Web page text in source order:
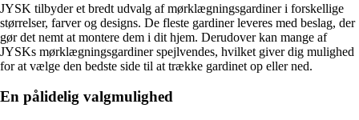
JYSK tilbyder et bredt udvalg af mørklægningsgardiner i forskellige
størrelser, farver og designs. De fleste gardiner leveres med beslag, der
gør det nemt at montere dem i dit hjem. Derudover kan mange af
JYSKs mørklægningsgardiner spejlvendes, hvilket giver dig mulighed
for at vælge den bedste side til at trække gardinet op eller ned.
En pålidelig valgmulighed